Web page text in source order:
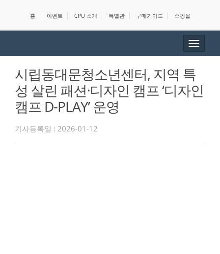
홈 이벤트 CPU 소개 특별관 구매가이드 쇼핑몰
Toggle
시립동대문청소년센터, 지역 특
성 살린 패션·디자인 캠프 ‘디자인
캠프 D-PLAY’ 운영
기사등록일 : 2026-01-12